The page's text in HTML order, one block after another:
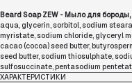
Beard Soap ZEW - Мыло для
aqua, glycerin, sorbitol, sodium
myristate, sodium chloride, glyceryl
cacao (cocoa) seed butter,
seed butter, sodium thiosulphate,
sulfosuccinate, pentasodium
ХАРАКТЕРИСТИКИ